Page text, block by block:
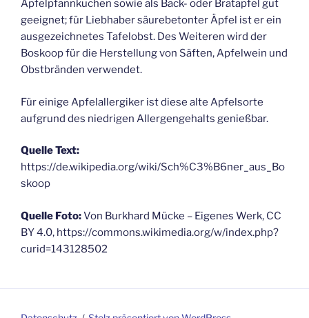
Apfelpfannkuchen sowie als Back- oder Bratapfel gut
geeignet; für Liebhaber säurebetonter Äpfel ist er ein
ausgezeichnetes Tafelobst. Des Weiteren wird der
Boskoop für die Herstellung von Säften, Apfelwein und
Obstbränden verwendet.
Für einige Apfelallergiker ist diese alte Apfelsorte
aufgrund des niedrigen Allergengehalts genießbar.
Quelle Text:
https://de.wikipedia.org/wiki/Sch%C3%B6ner_aus_Bo
skoop
Quelle Foto:Von Burkhard Mücke – Eigenes Werk, CC
BY 4.0, https://commons.wikimedia.org/w/index.php?
curid=143128502